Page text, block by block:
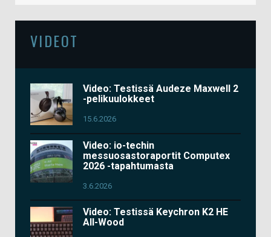
VIDEOT
Video: Testissä Audeze Maxwell 2
-pelikuulokkeet
15.6.2026
Video: io-techin
messuosastoraportit Computex
2026 -tapahtumasta
3.6.2026
Video: Testissä Keychron K2 HE
All-Wood